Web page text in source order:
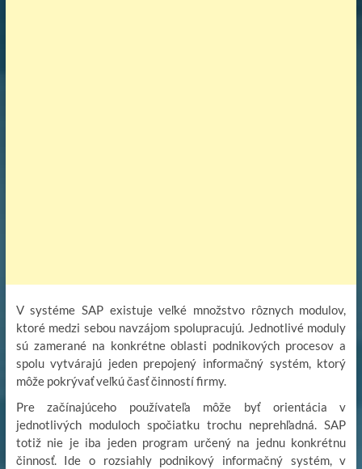
V systéme SAP existuje veľké množstvo rôznych modulov,
ktoré medzi sebou navzájom spolupracujú. Jednotlivé moduly
sú zamerané na konkrétne oblasti podnikových procesov a
spolu vytvárajú jeden prepojený informačný systém, ktorý
môže pokrývať veľkú časť činností firmy.
Pre začínajúceho používateľa môže byť orientácia v
jednotlivých moduloch spočiatku trochu neprehľadná. SAP
totiž nie je iba jeden program určený na jednu konkrétnu
činnosť. Ide o rozsiahly podnikový informačný systém, v